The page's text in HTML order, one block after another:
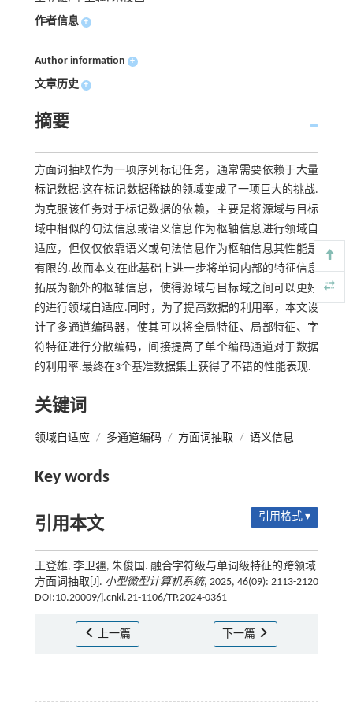
作者信息 +
Author information +
文章历史 +
摘要
方面词抽取作为一项序列标记任务，通常需要依赖于大量
标记数据.这在标记数据稀缺的领域变成了一项巨大的挑战.
为克服该任务对于标记数据的依赖，主要是将源域与目标
域中相似的句法信息或语义信息作为枢轴信息进行领域自
适应，但仅仅依靠语义或句法信息作为枢轴信息其性能是
有限的.故而本文在此基础上进一步将单词内部的特征信息
拓展为额外的枢轴信息，使得源域与目标域之间可以更好
的进行领域自适应.同时，为了提高数据的利用率，本文设
计了多通道编码器，使其可以将全局特征、局部特征、字
符特征进行分散编码，间接提高了单个编码通道对于数据
的利用率.最终在3个基准数据集上获得了不错的性能表现.
关键词
领域自适应 / 多通道编码 / 方面词抽取 / 语义信息
Key words
引用本文 引用格式 ▾
王登雄, 李卫疆, 朱俊国. 融合字符级与单词级特征的跨领域
方面词抽取[J]. 小型微型计算机系统, 2025, 46(09): 2113-2120
DOI:10.20009/j.cnki.21-1106/TP.2024-0361
上一篇 下一篇